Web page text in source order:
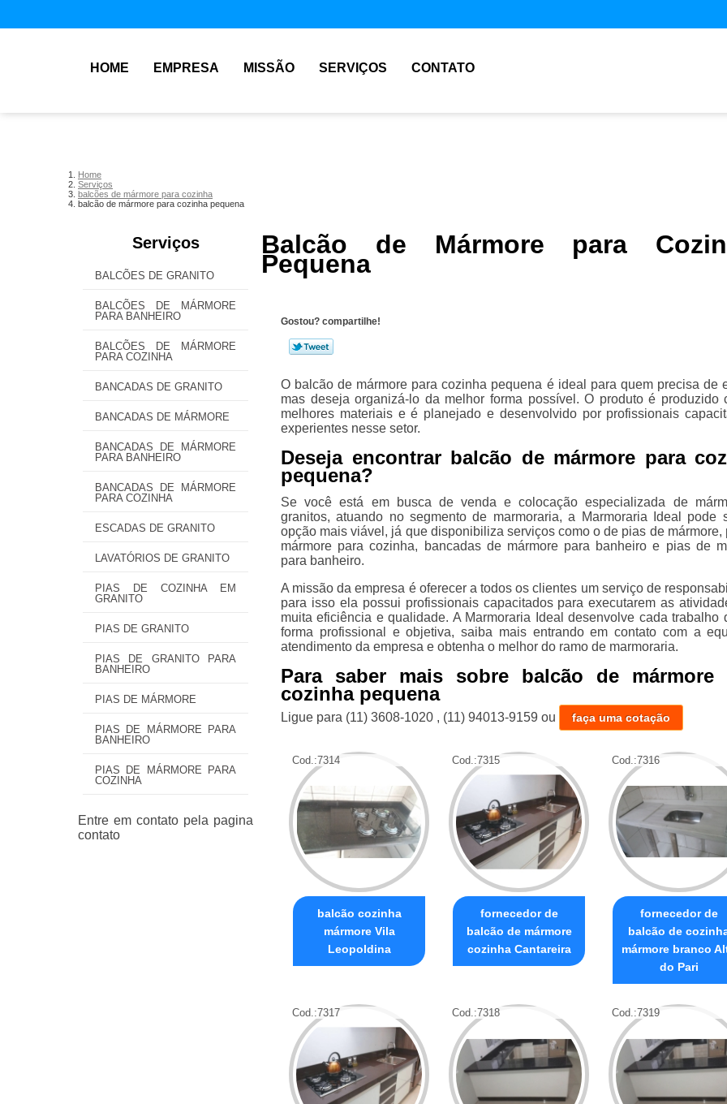
HOME EMPRESA MISSÃO SERVIÇOS CONTATO
Home
Serviços
balcões de mármore para cozinha
balcão de mármore para cozinha pequena
Serviços
BALCÕES DE GRANITO
BALCÕES DE MÁRMORE
PARA BANHEIRO
BALCÕES DE MÁRMORE
PARA COZINHA
BANCADAS DE GRANITO
BANCADAS DE MÁRMORE
BANCADAS DE MÁRMORE
PARA BANHEIRO
BANCADAS DE MÁRMORE
PARA COZINHA
ESCADAS DE GRANITO
LAVATÓRIOS DE GRANITO
PIAS DE COZINHA EM
GRANITO
PIAS DE GRANITO
PIAS DE GRANITO PARA
BANHEIRO
PIAS DE MÁRMORE
PIAS DE MÁRMORE PARA
BANHEIRO
PIAS DE MÁRMORE PARA
COZINHA
Balcão de Mármore para
Pequena
Gostou? compartilhe!
O balcão de mármore para cozinha pequena é ideal para quem precisa de
mas deseja organizá-lo da melhor forma possível. O produto é produzido
melhores materiais e é planejado e desenvolvido por profissionais
experientes nesse setor.
Deseja encontrar balcão de mármore para
pequena?
Se você está em busca de venda e colocação especializada de
granitos, atuando no segmento de marmoraria, a Marmoraria Ideal pode
opção mais viável, já que disponibiliza serviços como o de pias de mármore,
mármore para cozinha, bancadas de mármore para banheiro e pias de
para banheiro.
A missão da empresa é oferecer a todos os clientes um serviço de
para isso ela possui profissionais capacitados para executarem as
muita eficiência e qualidade. A Marmoraria Ideal desenvolve cada trabalho
forma profissional e objetiva, saiba mais entrando em contato com a
atendimento da empresa e obtenha o melhor do ramo de marmoraria.
Para saber mais sobre balcão de mármore
cozinha pequena
Ligue para (11) 3608-1020 , (11) 94013-9159 ou faça uma cotação
Cod.:7314
balcão cozinha
mármore Vila
Leopoldina
Cod.:7315
fornecedor de
balcão de mármore
cozinha Cantareira
Cod.:7316
fornecedor de
balcão de
mármore branco
do Pari
Cod.:7317 Cod.:7318 Cod.:7319